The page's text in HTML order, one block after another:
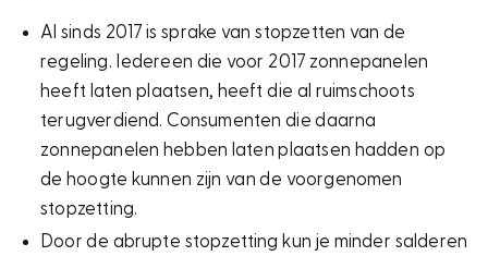
Al sinds 2017 is sprake van stopzetten van de
regeling. Iedereen die voor 2017 zonnepanelen
heeft laten plaatsen, heeft die al ruimschoots
terugverdiend. Consumenten die daarna
zonnepanelen hebben laten plaatsen hadden op
de hoogte kunnen zijn van de voorgenomen
stopzetting.
Door de abrupte stopzetting kun je minder salderen